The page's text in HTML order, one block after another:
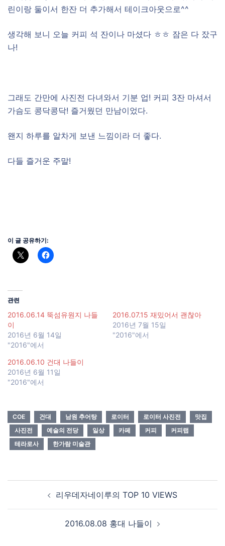
린이랑 둘이서 한잔 더 추가해서 테이크아웃으로^^
생각해 보니 오늘 커피 석 잔이나 마셨다 ㅎㅎ 잠은 다 잤구
나!
그래도 간만에 사진전 다녀와서 기분 업! 커피 3잔 마셔서
가슴도 콩닥콩닥! 즐거웠던 만남이었다.
왠지 하루를 알차게 보낸 느낌이라 더 좋다.
다들 즐거운 주말!
이 글 공유하기:
관련
2016.06.14 뚝섬유원지 나들
이
2016년 6월 14일
"2016"에서
2016.07.15 재밌어서 괜찮아
2016년 7월 15일
"2016"에서
2016.06.10 건대 나들이
2016년 6월 11일
"2016"에서
COE 건대 남원 추어탕 로이터 로이터 사진전
맛집
사진전
예술의 전당 일상 카페 커피
커피랩
테라로사
한가람 미술관
navigation리우데자네이루의 TOP 10 VIEWS
2016.08.08 홍대 나들이